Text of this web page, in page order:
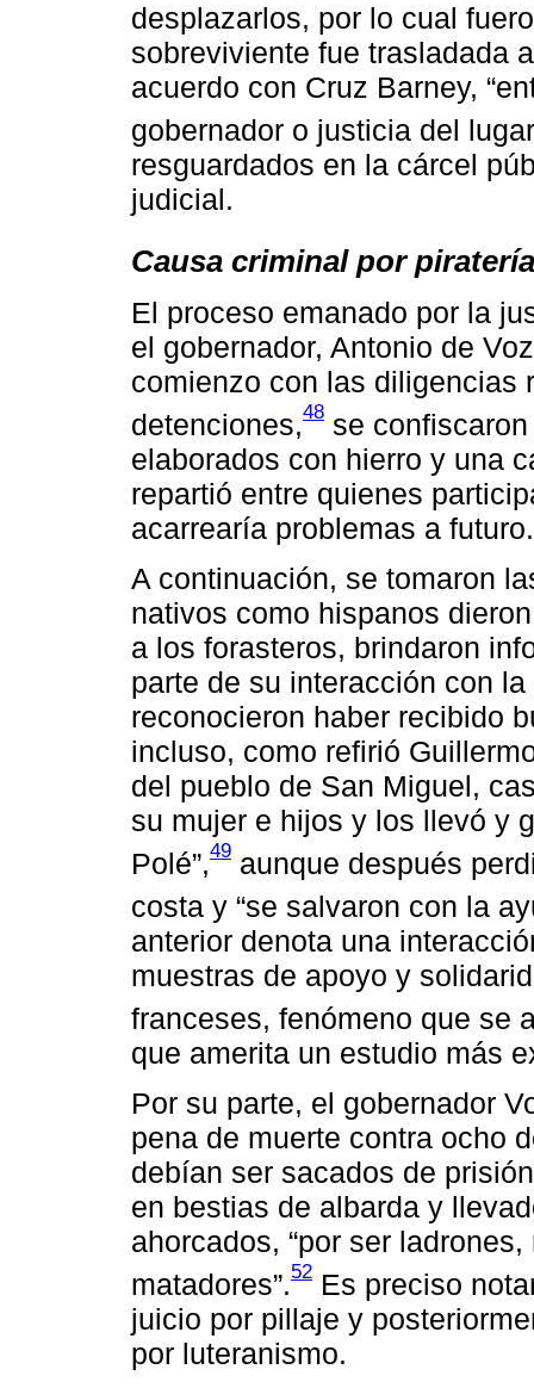
desplazarlos, por lo cual
sobreviviente fue trasladada
acuerdo con Cruz Barney,
gobernador o justicia del
resguardados en la cárcel
judicial.
Causa criminal por
El proceso emanado por la
el gobernador, Antonio de
comienzo con las diligencias
detenciones,48 se
elaborados con hierro y una
repartió entre quienes
acarrearía problemas a futuro.
A continuación, se tomaron
nativos como hispanos
a los forasteros, brindaron
parte de su interacción con
reconocieron haber recibido
incluso, como refirió
del pueblo de San Miguel,
su mujer e hijos y los llevó y
Polé”,49 aunque después
costa y “se salvaron con la
anterior denota una
muestras de apoyo y
franceses, fenómeno que se
que amerita un estudio más
Por su parte, el gobernador
pena de muerte contra ocho
debían ser sacados de
en bestias de albarda y
ahorcados, “por ser
matadores”.52 Es preciso
juicio por pillaje y
por luteranismo.